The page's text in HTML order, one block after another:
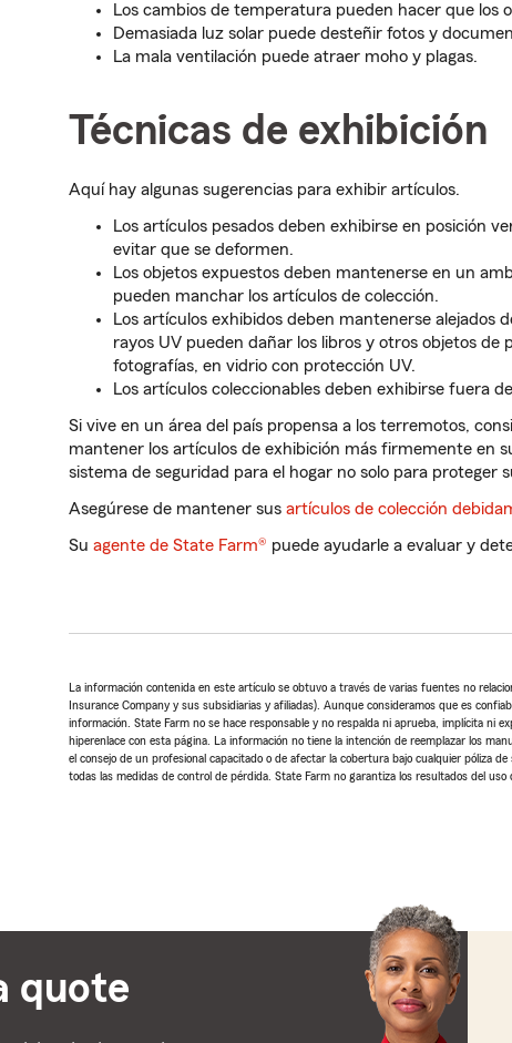
Los cambios de temperatura pueden hacer que los
Demasiada luz solar puede desteñir fotos y
La mala ventilación puede atraer moho y plagas.
Técnicas de exhibición
Aquí hay algunas sugerencias para exhibir artículos.
Los artículos pesados deben exhibirse en posición
evitar que se deformen.
Los objetos expuestos deben mantenerse en un
pueden manchar los artículos de colección.
Los artículos exhibidos deben mantenerse alejados
rayos UV pueden dañar los libros y otros objetos de
fotografías, en vidrio con protección UV.
Los artículos coleccionables deben exhibirse fuera
Si vive en un área del país propensa a los terremotos,
mantener los artículos de exhibición más firmemente en
sistema de seguridad para el hogar no solo para proteger
Asegúrese de mantener sus artículos de colección
Su agente de State Farm® puede ayudarle a evaluar y
La información contenida en este artículo se obtuvo a través de varias fuentes no
Insurance Company y sus subsidiarias y afiliadas). Aunque consideramos que es
información. State Farm no se hace responsable y no respalda ni aprueba, implícita ni
hiperenlace con esta página. La información no tiene la intención de reemplazar los
el consejo de un profesional capacitado o de afectar la cobertura bajo cualquier póliza
todas las medidas de control de pérdida. State Farm no garantiza los resultados del uso
quote